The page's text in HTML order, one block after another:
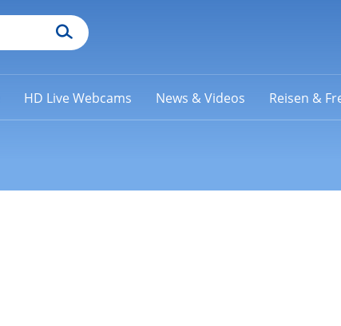
HD Live Webcams News & Videos Reisen &